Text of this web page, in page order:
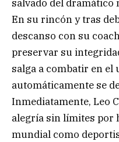
salvado del dramático
En su rincón y tras
descanso con su
preservar su
salga a combatir en
automáticamente se
Inmediatamente, Leo
alegría sin límites por
mundial como